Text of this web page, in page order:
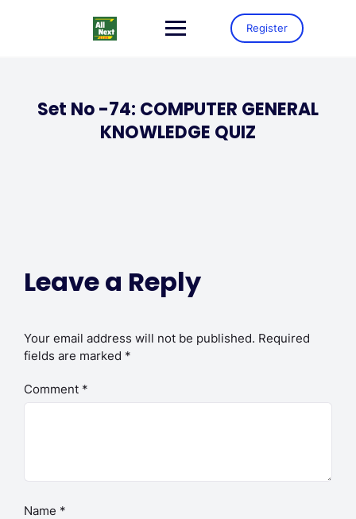
Register
Set No -74: COMPUTER GENERAL
KNOWLEDGE QUIZ
Leave a Reply
Your email address will not be published. Required
fields are marked *
Comment *
Name *